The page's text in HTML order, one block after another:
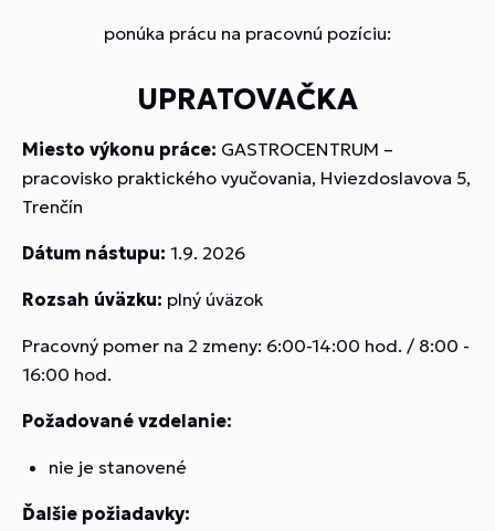
ponúka prácu na pracovnú pozíciu:
UPRATOVAČKA
Miesto výkonu práce: GASTROCENTRUM –
pracovisko praktického vyučovania, Hviezdoslavova 5,
Trenčín
Dátum nástupu: 1.9. 2026
Rozsah úväzku: plný úväzok
Pracovný pomer na 2 zmeny: 6:00-14:00 hod. / 8:00 -
16:00 hod.
Požadované vzdelanie:
nie je stanovené
Ďalšie požiadavky: